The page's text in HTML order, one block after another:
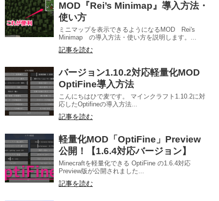
MOD『Rei’s Minimap』導入方法・
使い方
ミニマップを表示できるようになるMOD Rei's
Minimap の導入方法・使い方を説明します。...
記事を読む
バージョン1.10.2対応軽量化MOD
OptiFine導入方法
こんにちはひで麦です。 マインクラフト1.10.2に対
応したOptifineの導入方法...
記事を読む
軽量化MOD「OptiFine」Preview
公開！【1.6.4対応バージョン】
Minecraftを軽量化できる OptiFine の1.6.4対応
Preview版が公開されました...
記事を読む